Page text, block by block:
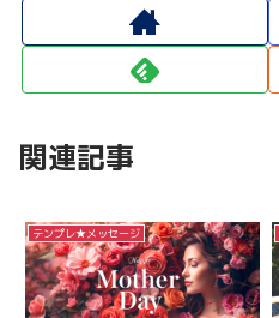
関連記事
テンプレ★メッセージ